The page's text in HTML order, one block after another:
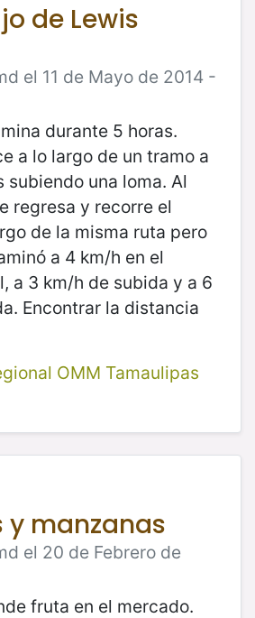
de Lewis
el 11 de Mayo de 2014 -
durante 5 horas.
a lo largo de un tramo a
subiendo una loma. Al
regresa y recorre el
de la misma ruta pero
a 4 km/h en el
a 3 km/h de subida y a 6
Encontrar la distancia
OMM Tamaulipas
y manzanas
el 20 de Febrero de
fruta en el mercado.